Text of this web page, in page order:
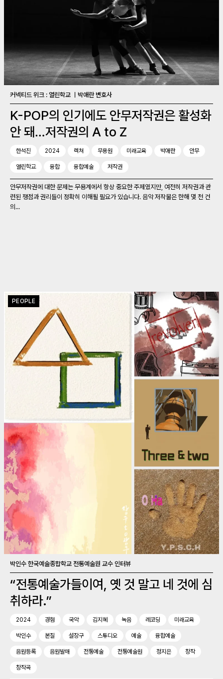
커넥티드 위크 : 열린학교 ㅣ박애란 변호사
K-POP의 인기에도 안무저작권은 활성화
안 돼…저작권의 A to Z
한석진 2024 렉쳐 무용원 미래교육 박애란 안무
열린학교 융합 융합예술 저작권
안무저작권에 대한 문제는 무용계에서 항상 중요한 주제였지만, 여전히 저작권과 관
련된 쟁점과 권리들이 정확히 이해될 필요가 있습니다. 음악 저작물은 한해 몇 천 건
의...
PEOPLE
박인수 한국예술종합학교 전통예술원 교수 인터뷰
“전통예술가들이여, 옛 것 말고 네 것에 심
취하라.”
2024 경험 국악 김지혜 녹음 레코딩 미래교육
박인수 본질 설장구 스튜디오 예술 융합예술
음원등록 음원발매 전통예술 전통예술원 정지은 창작
창작곡